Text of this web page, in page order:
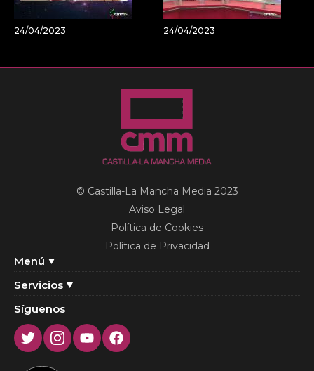
24/04/2023 24/04/2023
Menú
Servicios
© Castilla-La Mancha Media 2023
Aviso Legal
Política de Cookies
Política de Privacidad
Síguenos
TwitterInstagram
YoutubeFacebook